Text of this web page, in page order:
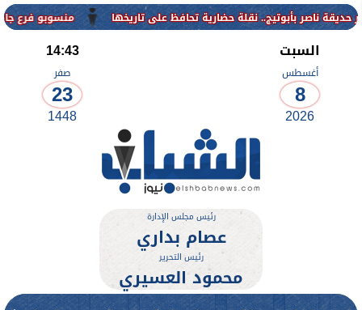
منسوبو فرع جامعة الأزهر
السبت
أغسطس
8
2026
14:43
صفر
23
1448
رئيس مجلس الإدارة
عصام بداري
رئيس التحرير
محمود العسيري